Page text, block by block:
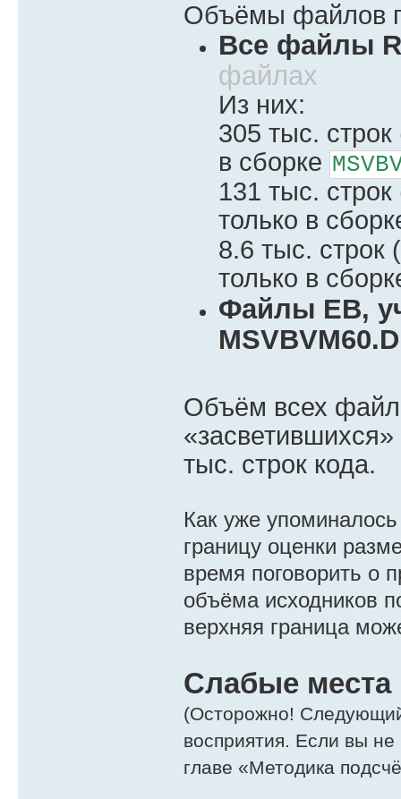
Объёмы файлов
Все файлы
файлах
Из них:
305 тыс.
в сборке
131 тыс.
только в
8.6 тыс.
только в
Файлы EB,
Объём всех
тыс. строк кода.
Как уже
границу оценки
время поговорить о
объёма исходников
верхняя граница
Слабые
(Осторожно!
восприятия. Если вы не
главе «Методика